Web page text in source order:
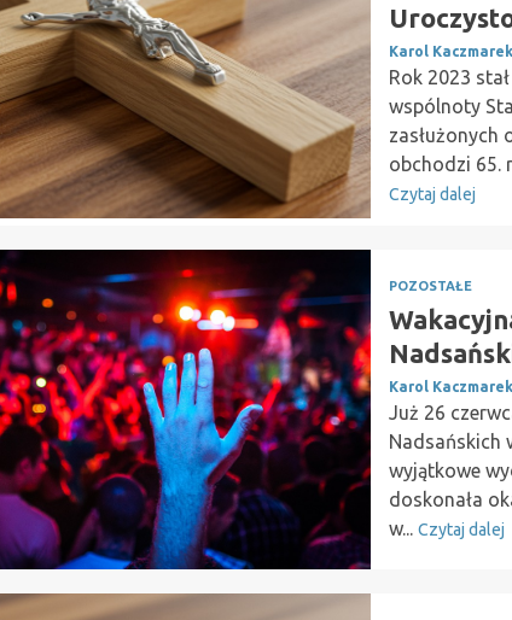
Karol Kaczmarek
Rok 2023
wspólnoty
zasłużonych
obchodzi 65.
Czytaj dalej
POZOSTAŁE
Karol Kaczmarek
Już 26
Nadsańskich
wyjątkowe
doskonała
w... Czytaj dalej